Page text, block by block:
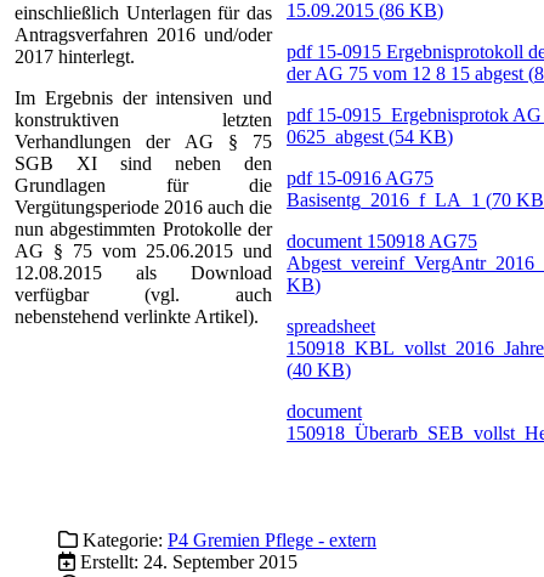
einschließlich Unterlagen für das
Antragsverfahren 2016 und/oder
2017 hinterlegt.
Im Ergebnis der intensiven und
konstruktiven letzten
Verhandlungen der AG § 75
SGB XI sind neben den
Grundlagen für die
Vergütungsperiode 2016 auch die
nun abgestimmten Protokolle der
AG § 75 vom 25.06.2015 und
12.08.2015 als Download
verfügbar (vgl. auch
nebenstehend verlinkte Artikel).
15.09.2015 (86 KB)
pdf15-0915 Ergebnisprotokoll
der AG 75 vom 12 8 15 abgest (
pdf15-0915_Ergebnisprotok
0625_abgest (54 KB)
pdf15-0916 AG75
Basisentg_2016_f_LA_1 (70 KB
document 150918 AG75
KB)
spreadsheet
(40 KB)
document
Kategorie: P4 Gremien Pflege - extern
Erstellt: 24. September 2015